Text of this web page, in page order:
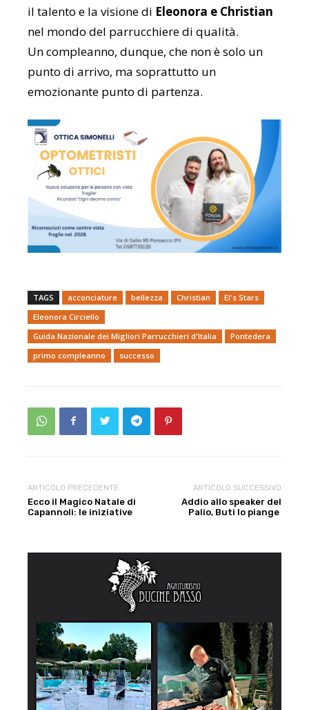
il talento e la visione di Eleonora e Christian
nel mondo del parrucchiere di qualità.
Un compleanno, dunque, che non è solo un
punto di arrivo, ma soprattutto un
emozionante punto di partenza.
TAGS acconciature bellezza Christian
El's Stars
Eleonora Circiello
Guida Nazionale dei Migliori Parrucchieri d'Italia
Pontedera
primo compleanno
successo
ARTICOLO PRECEDENTE
Ecco il Magico Natale di
Capannoli: le iniziative
ARTICOLO SUCCESSIVO
Addio allo speaker del
Palio, Buti lo piange